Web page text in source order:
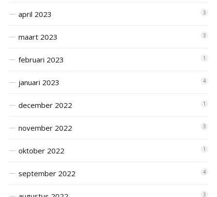
april 2023 3
maart 2023 3
februari 2023 1
januari 2023 4
december 2022 1
november 2022 3
oktober 2022 1
september 2022 4
3